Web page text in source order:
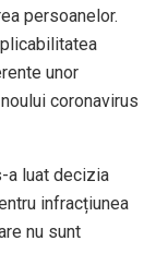
persoanelor.
unor
coronavirus
a luat decizia
infracțiunea
nu sunt